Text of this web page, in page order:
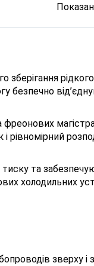
безпечно
та
холодильних
зверху і